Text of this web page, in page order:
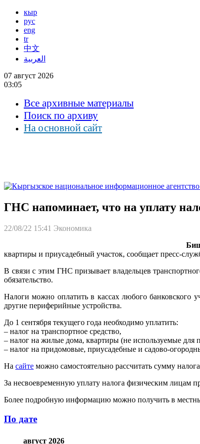
кыр
рус
eng
tr
中文
العربية
07 август 2026
03:05
Все архивные материалы
Поиск по архиву
На основной сайт
ГНС напоминает, что на уплату
22/08/22 15:41 Экономика
квартиры и приусадебный участок, сообщает пресс-
В связи с этим ГНС призывает владельцев
обязательство.
Налоги можно оплатить в кассах любого банковского
другие периферийные устройства.
До 1 сентября текущего года необходимо уплатить:
– налог на транспортное средство,
– налог на жилые дома, квартиры (не используемые для
– налог на придомовые, приусадебные и садово-
На сайте можно самостоятельно рассчитать сумму
За несвоевременную уплату налога физическим лицам
Более подробную информацию можно получить в
По дате
август 2026